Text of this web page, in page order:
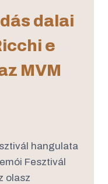
dalai
e
MVM
hangulata
Fesztivál
olasz